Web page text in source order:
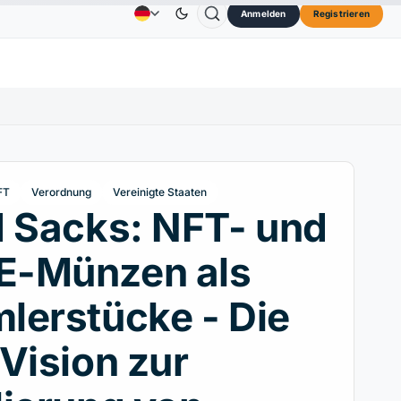
0,3264 $↓0.30% DogecoinDOGE0,0707 $↑2.40%
AnzeigeKontakt Über Anmelden Registrieren
Verordnung Vereinigte Staaten
Sacks: NFT- und
Münzen als
- Die
zur